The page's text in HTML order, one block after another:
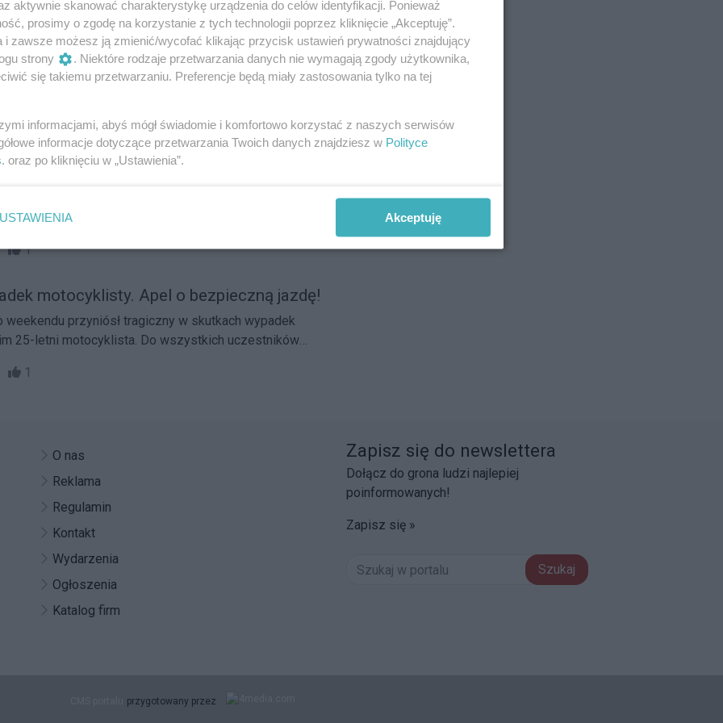
"ROWERZYŚCI" na drogach powiatu
w ramach działań wojewódzkich pn.: "Rowerzyści",
szczególną uwagę na wszelkie wykroczenia w
wpływają na bezpieczeństwo niechronionych
Reklama
miejskim
Linią międzygminną nr 99 dojedziemy na
natomiast zapraszamy na przejażdżkę
1
motocyklisty. Apel o bezpieczną jazdę!
weekendu przyniósł tragiczny w skutkach wypadek
25-letni motocyklista. Do wszystkich uczestników
1
O nas
Reklama
Regulamin
Kontakt
Wydarzenia
Ogłoszenia
Katalog firm
Zapisz się do newslettera
Dołącz do grona ludzi najlepiej
poinformowanych!
Zapisz się »
Szukaj
przygotowany przez
aktywnie skanować charakterystykę urządzenia do celów identyfikacji. Ponieważ
prosimy o zgodę na korzystanie z tych technologii poprzez kliknięcie „Akceptuję”.
i zawsze możesz ją zmienić/wycofać klikając przycisk ustawień prywatności znajdujący
strony
. Niektóre rodzaje przetwarzania danych nie wymagają zgody użytkownika,
się takiemu przetwarzaniu. Preferencje będą miały zastosowania tylko na tej
informacjami, abyś mógł świadomie i komfortowo korzystać z naszych serwisów
informacje dotyczące przetwarzania Twoich danych znajdziesz w Polityce
. oraz po kliknięciu w „Ustawienia”.
USTAWIENIA Akceptuję